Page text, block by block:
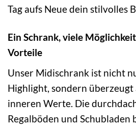
Tag aufs Neue dein stilvolles
Ein Schrank, viele
Vorteile
Unser Midischrank ist nicht
Highlight, sondern überzeugt
inneren Werte. Die
Regalböden und